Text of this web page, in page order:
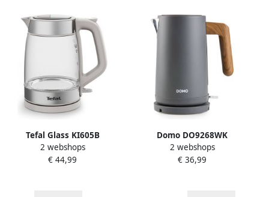
Keukenapparaten |
5KEK1522EMS
Tefal Glass KI605B
Waterkoker 1.7L Glazen
Design BPA-vrij 2200W Grijs
2 webshops
€ 44,99
Domo DO9268WK
Waterkoker 'Wood You' 1 7
L mat grijs
2 webshops
€ 36,99